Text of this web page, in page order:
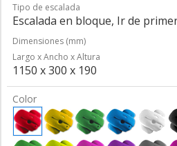
Tipo de escalada
Escalada en bloque, Ir de
Dimensiones (mm)
Largo x Ancho x Altura
1150 x 300 x 190
Color